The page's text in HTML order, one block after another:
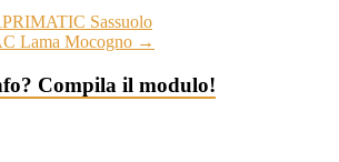
Sassuolo
Lama Mocogno →
Compila il modulo!